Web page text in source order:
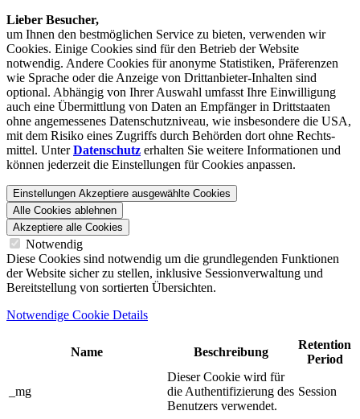
Lieber Besucher,
um Ihnen den best­möglichen Service zu bieten, verwenden wir
Cookies. Einige Cookies sind für den Betrieb der Website
notwendig. Andere Cookies für anonyme Statistiken, Präferenzen
wie Sprache oder die Anzeige von Dritt­anbieter-Inhalten sind
optional. Abhängig von Ihrer Auswahl umfasst Ihre Einwilligung
auch eine Übermittlung von Daten an Empfänger in Drittstaaten
ohne angemessenes Daten­schutz­niveau, wie insbesondere die USA,
mit dem Risiko eines Zugriffs durch Behörden dort ohne Rechts­
mittel. UnterDatenschutz erhalten Sie weitere Informationen und
können jederzeit die Einstellungen für Cookies anpassen.
Einstellungen Akzeptiere ausgewählte Cookies
Alle Cookies ablehnen
Akzeptiere alle Cookies
Notwendig
Diese Cookies sind notwendig um die grundlegenden Funktionen
der Website sicher zu stellen, inklusive Sessionverwaltung und
Bereitstellung von sortierten Übersichten.
Notwendige Cookie Details
Name Beschreibung
Retention
Period
_mg
Dieser Cookie wird für
die Authentifizierung des
Benutzers verwendet.
Session